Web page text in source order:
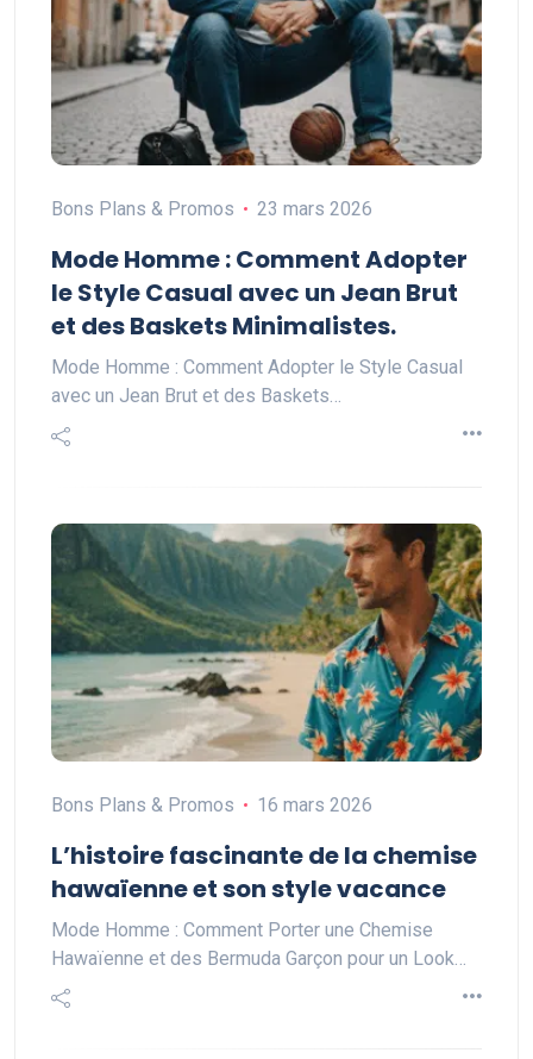
Bons Plans & Promos 23 mars 2026
Mode Homme : Comment Adopter
le Style Casual avec un Jean Brut
et des Baskets Minimalistes.
Mode Homme : Comment Adopter le Style Casual
avec un Jean Brut et des Baskets…
Bons Plans & Promos 16 mars 2026
L’histoire fascinante de la chemise
hawaïenne et son style vacance
Mode Homme : Comment Porter une Chemise
Hawaïenne et des Bermuda Garçon pour un Look…